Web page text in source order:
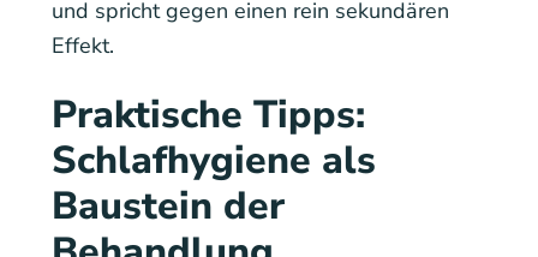
und spricht gegen einen rein sekundären
Effekt.
Praktische Tipps:
Schlafhygiene als
Baustein der